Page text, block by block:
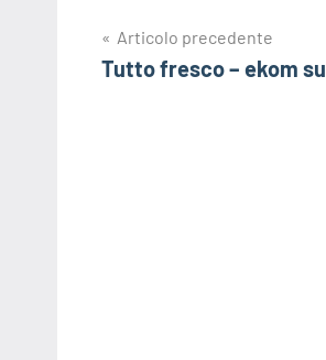
Navigazione
articoli
Articolo precedente
Tutto fresco – ekom